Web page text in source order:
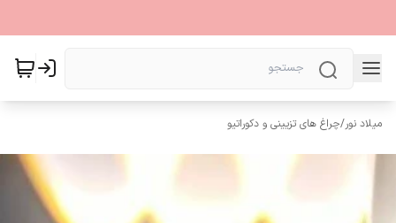
میلاد نور/چراغ های تزیینی و دکوراتیو